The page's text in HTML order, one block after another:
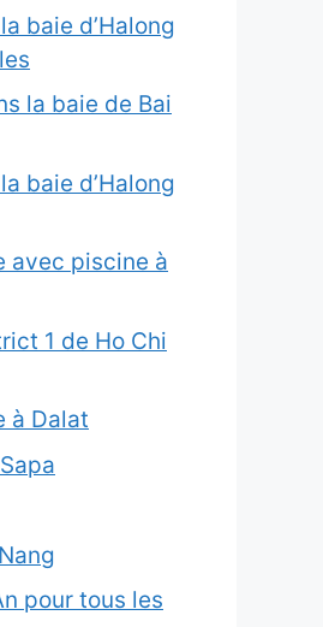
baie d’Halong
la baie de Bai
baie d’Halong
avec piscine à
1 de Ho Chi
à Dalat
pour tous les